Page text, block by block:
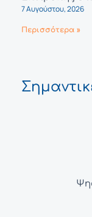
7 Αυγούστου, 2026
Περισσότερα »